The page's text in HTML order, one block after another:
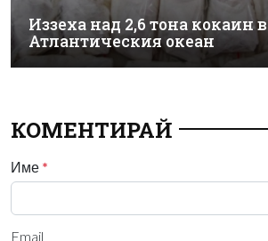
Иззеха над 2,6 тона кокаин в
Атлантическия океан
КОМЕНТИРАЙ
Име *
Email